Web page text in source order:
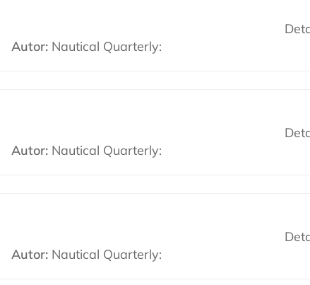
Autor:Nautical Quarterly:
Autor:Nautical Quarterly:
Autor:Nautical Quarterly: